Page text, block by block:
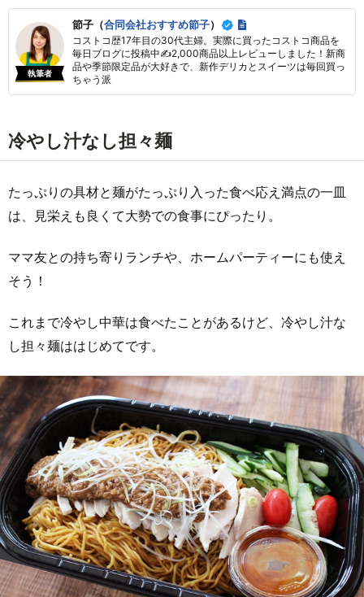
執筆者
節子（合同会社おすすめ節子）
コストコ歴17年目の30代主婦。実際に買ったコストコ商品を
毎日ブログに投稿中✍2,000商品以上レビューしました！新商
品や季節限定品が大好きで、新作デリカとスイーツは毎回買っ
ちゃう派
冷やし汁なし担々麺
たっぷりの具材と麺がたっぷり入った食べ応え満点の一皿
は、見栄えも良くて大勢での食事にぴったり。
ママ友との持ち寄りランチや、ホームパーティーにも使え
そう！
これまで冷やし中華は食べたことがあるけど、冷やし汁な
し担々麺ははじめてです。